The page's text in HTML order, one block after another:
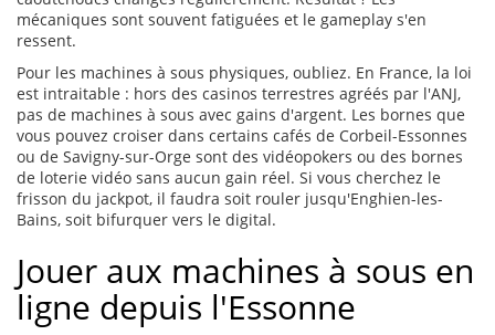
mécaniques sont souvent fatiguées et le gameplay s'en
ressent.
Pour les machines à sous physiques, oubliez. En France, la loi
est intraitable : hors des casinos terrestres agréés par l'ANJ,
pas de machines à sous avec gains d'argent. Les bornes que
vous pouvez croiser dans certains cafés de Corbeil-Essonnes
ou de Savigny-sur-Orge sont des vidéopokers ou des bornes
de loterie vidéo sans aucun gain réel. Si vous cherchez le
frisson du jackpot, il faudra soit rouler jusqu'Enghien-les-
Bains, soit bifurquer vers le digital.
Jouer aux machines à sous en
ligne depuis l'Essonne